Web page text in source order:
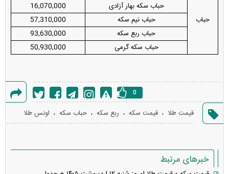
حباب
حباب سکه بهار آزادی
16,070,000
حباب نیم سکه
57,310,000
حباب ربع سکه
93,630,000
حباب سکه گرمی
50,930,000
گزارش
خطا
0
قیمت طلا ، قیمت سکه ، ربع سکه ، حباب سکه ، اونس طلا
خبرهای مرتبط